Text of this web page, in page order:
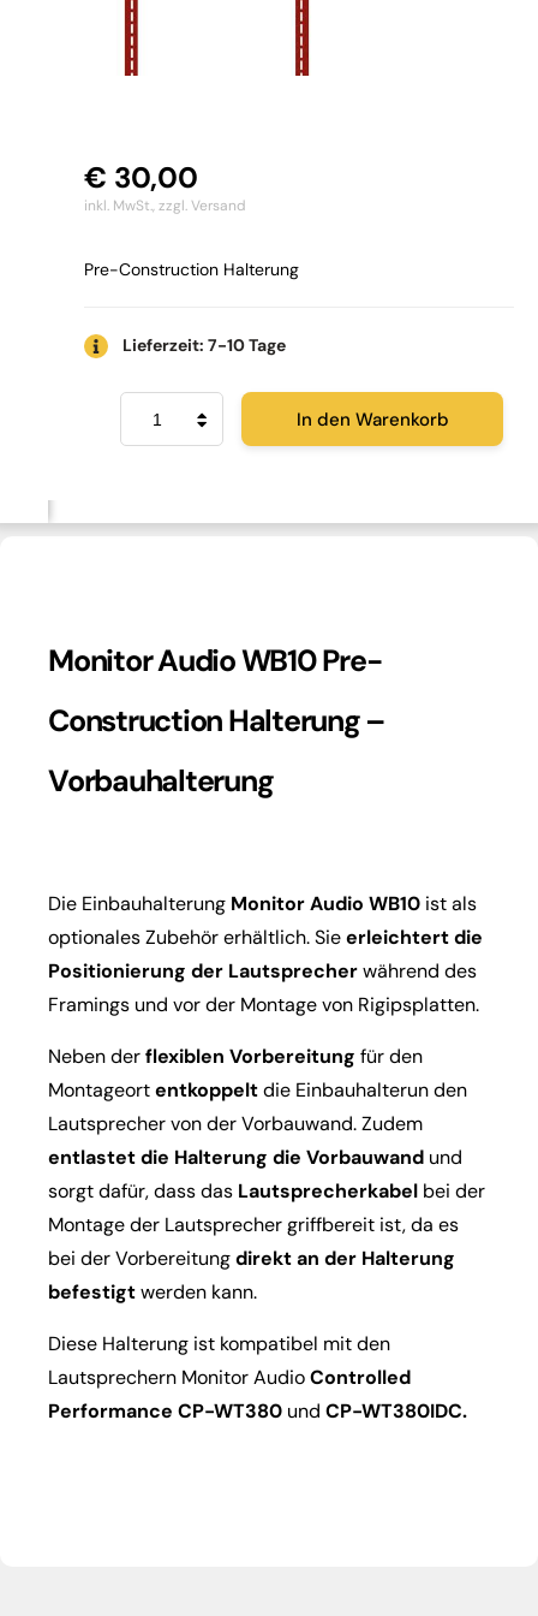
€ 30,00
inkl. MwSt.,zzgl. Versand
Pre-Construction Halterung
Lieferzeit: 7-10 Tage
Monitor
Audio
WB10
In den Warenkorb
Monitor Audio WB10 Pre-
Construction Halterung –
Vorbauhalterung
Die Einbauhalterung Monitor Audio WB10 ist als
optionales Zubehör erhältlich. Sieerleichtert die
Positionierung der Lautsprecherwährend des
Framings und vor der Montage von Rigipsplatten.
Neben derflexiblen Vorbereitung für den
Montageortentkoppeltdie Einbauhalterun den
Lautsprecher von der Vorbauwand. Zudem
entlastet die Halterung die Vorbauwand und
sorgt dafür, dass das Lautsprecherkabel bei der
Montage der Lautsprecher griffbereit ist, da es
bei der Vorbereitungdirekt an der Halterung
befestigtwerden kann.
Diese Halterung ist kompatibel mit den
Lautsprechern Monitor AudioControlled
Performance CP-WT380 und CP-WT380IDC.